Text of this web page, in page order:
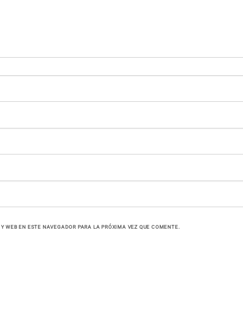
WEB EN ESTE NAVEGADOR PARA LA PRÓXIMA VEZ QUE COMENTE.